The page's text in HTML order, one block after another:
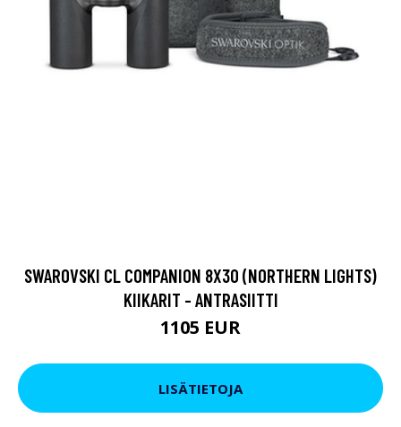
SWAROVSKI CL COMPANION 8X30 (NORTHERN LIGHTS)
KIIKARIT - ANTRASIITTI
1105 EUR
LISÄTIETOJA